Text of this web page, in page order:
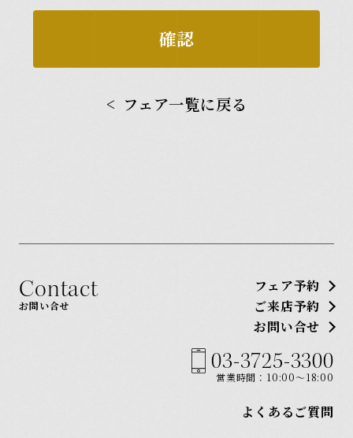
フェア一覧に戻る
Contact
お問い合せ
フェア予約
ご来店予約
お問い合せ
03-3725-3300
営業時間：10:00〜18:00
よくあるご質問